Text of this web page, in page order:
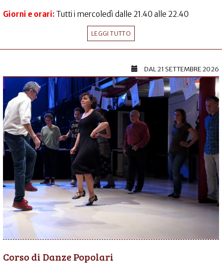
Giorni e orari: Tutti i mercoledì dalle 21.40 alle 22.40
LEGGI TUTTO
DAL21 SETTEMBRE 2026
Corso di Danze Popolari